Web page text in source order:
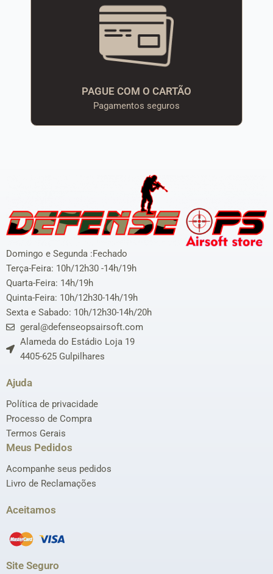
PAGUE COM O CARTÃO
Pagamentos seguros
Domingo e Segunda :Fechado
Terça-Feira: 10h/12h30 -14h/19h
Quarta-Feira: 14h/19h
Quinta-Feira: 10h/12h30-14h/19h
Sexta e Sabado: 10h/12h30-14h/20h
geral@defenseopsairsoft.com
Alameda do Estádio Loja 19
4405-625 Gulpilhares
Ajuda
Política de privacidade
Processo de Compra
Termos Gerais
Meus Pedidos
Acompanhe seus pedidos
Livro de Reclamações
Aceitamos
Site Seguro